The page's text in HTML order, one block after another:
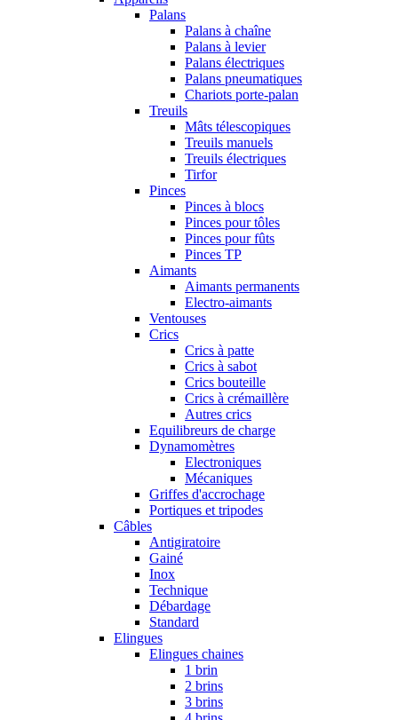
Palans
Palans à chaîne
Palans à levier
Palans électriques
Palans pneumatiques
Chariots porte-palan
Treuils
Mâts télescopiques
Treuils manuels
Treuils électriques
Tirfor
Pinces
Pinces à blocs
Pinces pour tôles
Pinces pour fûts
Pinces TP
Aimants
Aimants permanents
Electro-aimants
Ventouses
Crics
Crics à patte
Crics à sabot
Crics bouteille
Crics à crémaillère
Autres crics
Equilibreurs de charge
Dynamomètres
Electroniques
Mécaniques
Griffes d'accrochage
Portiques et tripodes
Câbles
Antigiratoire
Gainé
Inox
Technique
Débardage
Standard
Elingues
Elingues chaines
1 brin
2 brins
3 brins